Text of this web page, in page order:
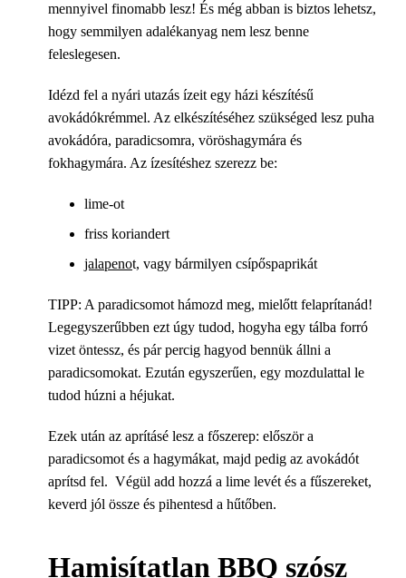
mennyivel finomabb lesz! És még abban is biztos lehetsz,
hogy semmilyen adalékanyag nem lesz benne
feleslegesen.
Idézd fel a nyári utazás ízeit egy házi készítésű
avokádókrémmel. Az elkészítéséhez szükséged lesz puha
avokádóra, paradicsomra, vöröshagymára és
fokhagymára. Az ízesítéshez szerezz be:
lime-ot
friss koriandert
jalapenot, vagy bármilyen csípőspaprikát
TIPP: A paradicsomot hámozd meg, mielőtt felaprítanád!
Legegyszerűbben ezt úgy tudod, hogyha egy tálba forró
vizet öntessz, és pár percig hagyod bennük állni a
paradicsomokat. Ezután egyszerűen, egy mozdulattal le
tudod húzni a héjukat.
Ezek után az aprításé lesz a főszerep: először a
paradicsomot és a hagymákat, majd pedig az avokádót
aprítsd fel. Végül add hozzá a lime levét és a fűszereket,
keverd jól össze és pihentesd a hűtőben.
Hamisítatlan BBQ szósz